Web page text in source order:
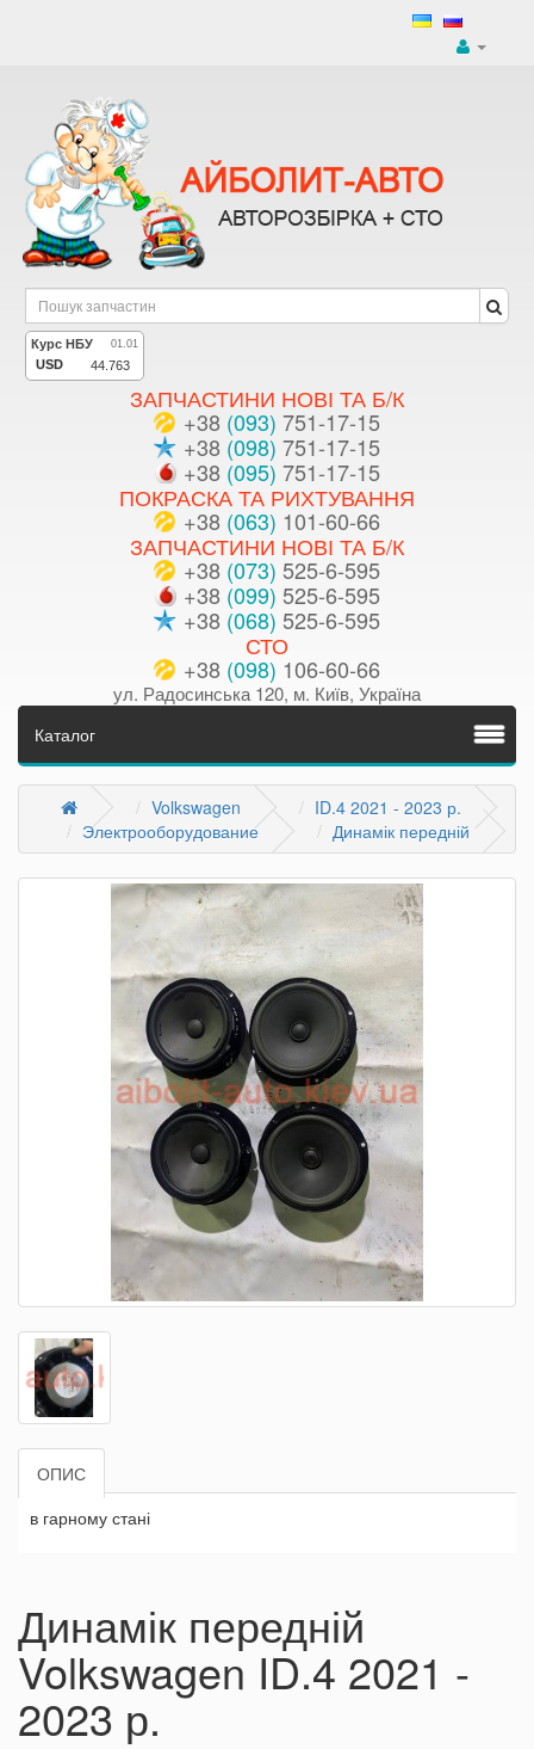
ЗАПЧАСТИНИ НОВІ ТА Б/К
+38 (093) 751-17-15
+38 (098) 751-17-15
+38 (095) 751-17-15
ПОКРАСКА ТА РИХТУВАННЯ
+38 (063) 101-60-66
ЗАПЧАСТИНИ НОВІ ТА Б/К
+38 (073) 525-6-595
+38 (099) 525-6-595
+38 (068) 525-6-595
СТО
+38 (098) 106-60-66
ул. Радосинська 120, м. Київ, Україна
Каталог
Volkswagen
ID.4 2021 - 2023 р.
Электрооборудование
Динамік передній
ОПИС
в гарному стані
Динамік передній
Volkswagen ID.4 2021 -
2023 р.